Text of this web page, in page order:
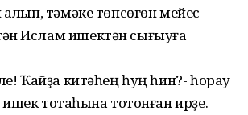
тәмәке төпсөгөн мейес
Ислам ишектән сығыуға
Ҡайҙа китәһең һуң һин?- һорау
ишек тотҡаһына тотонған ирҙе.